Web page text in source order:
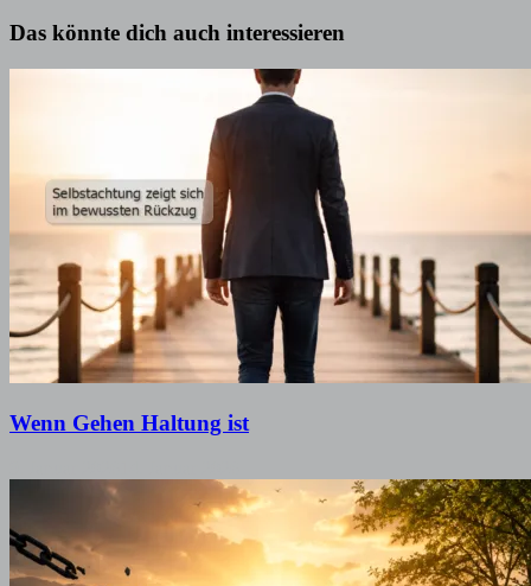
Das könnte dich auch interessieren
Wenn Gehen Haltung ist